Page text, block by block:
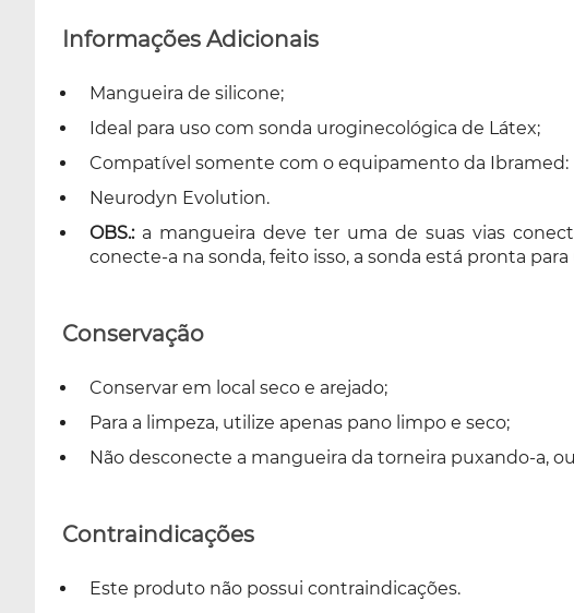
Informações Adicionais
Mangueira de silicone;
Ideal para uso com sonda uroginecológica de Látex;
Compatível somente com o equipamento da Ibramed:
Neurodyn Evolution.
OBS.:a mangueira deve ter uma de suas vias
conecte-a na sonda, feito isso, a sonda está pronta para
Conservação
Conservar em local seco e arejado;
Para a limpeza, utilize apenas pano limpo e seco;
Não desconecte a mangueira da torneira puxando-a,
Contraindicações
Este produto não possui contraindicações.